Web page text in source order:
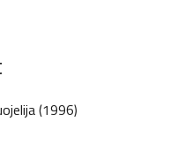
(1996)